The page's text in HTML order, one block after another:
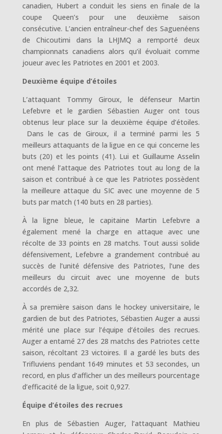
canadien, Hubert a conduit les siens en finale de la
coupe Queen’s pour une deuxième saison
consécutive. L’ancien entraîneur-chef des Saguenéens
de Chicoutimi dans la LHJMQ a remporté deux
championnats canadiens alors qu’il évoluait comme
joueur avec les Patriotes en 2001 et 2003.
Deuxième équipe d’étoiles
L’attaquant Tommy Giroux, le défenseur Martin
Lefebvre et le gardien Sébastien Auger ont tous
obtenus leur place sur la deuxième équipe d’étoiles.
Dans le cas de Giroux, il a terminé parmi les 5
meilleurs attaquants de la ligue en ce qui concerne les
buts (20) et les points (41). Lui et Guillaume Asselin
ont mené l’attaque des Patriotes tout au long de la
saison et contribué à ce que les Patriotes possèdent
la meilleure attaque du SIC avec une moyenne de 5
buts par match (140 buts en 28 parties).
À la ligne bleue, le capitaine Martin Lefebvre a
également mené la charge en attaque avec une
récolte de 33 points en 28 matchs. Tout aussi solide
défensivement, Lefebvre a grandement contribué au
succès de l’unité défensive des Patriotes, l’une des
meilleurs du circuit avec une moyenne de buts
accordés de 2,32.
À sa première saison dans le hockey universitaire, le
gardien de but des Patriotes, Sébastien Auger a aussi
mérité une place sur l’équipe d’étoiles des recrues.
Auger a entamé 27 des 28 matchs des Patriotes cette
saison, récoltant 23 victoires. Il a gardé les buts des
Trifluviens pendant 1649 minutes et 53 secondes, un
record, en plus d’afficher un des meilleurs pourcentage
d’efficacité de la ligue, soit 0,927.
Équipe d’étoiles des recrues
En plus de Sébastien Auger, l’attaquant Mathieu